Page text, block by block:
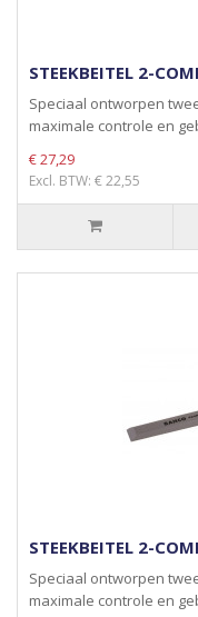
STEEKBEITEL 2-
Speciaal ontworpen
maximale controle en
€ 27,29
Excl. BTW: € 22,55
STEEKBEITEL 2-
Speciaal ontworpen
maximale controle en